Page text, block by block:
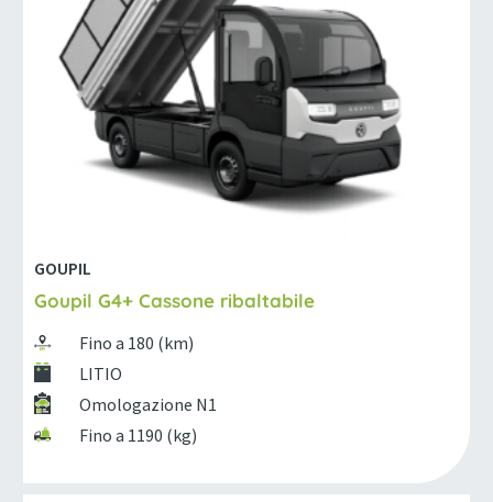
GOUPIL
Goupil G4+ Cassone ribaltabile
Fino a 180 (km)
LITIO
Omologazione N1
Fino a 1190 (kg)